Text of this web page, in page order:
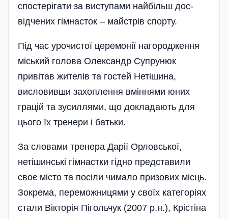
спостерігати за виступами найбільш дос­
відчених гімнасток – майстрів спорту.
Під час урочистої церемонії нагородження
міський голова Олександр Супрунюк
привітав жителів та гостей Нетішина,
висловивши захоплення вміннями юних
грацій та зусиллями, що докладають для
цього їх тренери і батьки.
За словами тренера Дарії Орловської,
нетішинські гімнастки гідно представили
своє місто та посіли чимало призових місць.
Зокрема, переможницями у своїх категоріях
стали Вікторія Пігольчук (2007 р.н.), Крістіна